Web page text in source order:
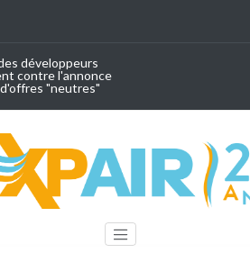
développeurs
contre l'annonce
"neutres"